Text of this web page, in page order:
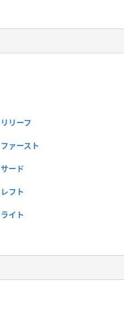
リリーフ
ファースト
サード
レフト
ライト